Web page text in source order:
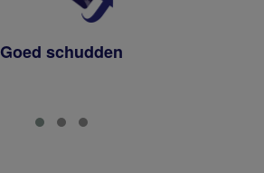
Goed schudden